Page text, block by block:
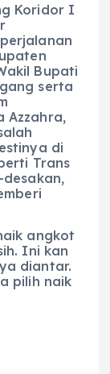
Koridor I
Bupati
serta
Azzahra,
di
Trans
angkot
Ini kan
diantar.
pilih naik